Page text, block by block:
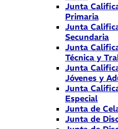
Junta
Primaria
Junta
Secundaria
Junta
Técnica y
Junta
Jóvenes y
Junta
Especial
Junta de
Junta de